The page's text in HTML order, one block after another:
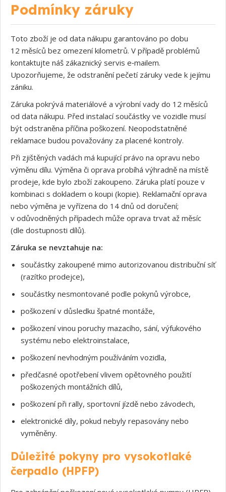
Podmínky záruky
Toto zboží je od data nákupu garantováno po dobu
12 měsíců bez omezení kilometrů. V případě problémů
kontaktujte náš zákaznický servis e‑mailem.
Upozorňujeme, že odstranění pečetí záruky vede k jejímu
zániku.
Záruka pokrývá materiálové a výrobní vady do 12 měsíců
od data nákupu. Před instalací součástky ve vozidle musí
být odstraněna příčina poškození. Neopodstatněné
reklamace budou považovány za placené kontroly.
Při zjištěných vadách má kupující právo na opravu nebo
výměnu dílu. Výměna či oprava probíhá výhradně na místě
prodeje, kde bylo zboží zakoupeno. Záruka platí pouze v
kombinaci s dokladem o koupi (kopie). Reklamační oprava
nebo výměna je vyřízena do 14 dnů od doručení;
v odůvodněných případech může oprava trvat až měsíc
(dle dostupnosti dílů).
Záruka se nevztahuje na:
součástky zakoupené mimo autorizovanou distribuční síť
(razítko prodejce),
součástky nesmontované podle pokynů výrobce,
poškození v důsledku špatné montáže,
poškození vinou poruchy mazacího, sání, výfukového
systému nebo elektroinstalace,
poškození nevhodným používáním vozidla,
předčasné opotřebení vlivem opětovného použití
poškozených montážních dílů,
poškození při rally, sportovní jízdě nebo závodech,
elektronické díly, pokud nebyly repasovány nebo
vyměněny.
Důležité pokyny pro vysokotlaké
čerpadlo (HPFP)